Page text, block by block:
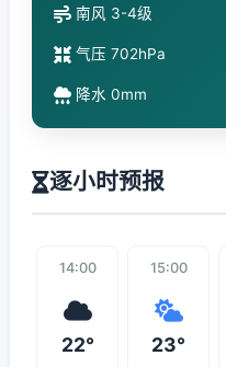
南风 3-4级
气压 702hPa
降水 0mm
逐小时预报
14:00
22°
15:00
23°